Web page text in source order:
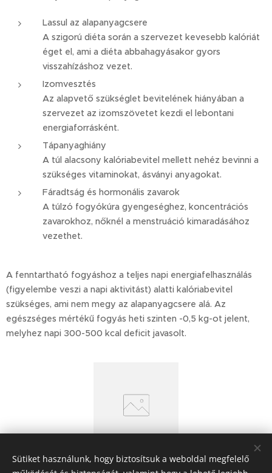
Lassul az alapanyagcsere
A szigorú diéta során a szervezet kevesebb kalóriát
éget el, ami a diéta abbahagyásakor gyors
visszahízáshoz vezet.
Izomvesztés
Az alapvető szükséglet bevitelének hiányában a
szervezet az izomszövetet kezdi el lebontani
energiaforrásként.
Tápanyaghiány
A túl alacsony kalóriabevitel mellett nehéz bevinni a
szükséges vitaminokat, ásványi anyagokat.
Fáradtság és hormonális zavarok
A túlzó fogyókúra gyengeséghez, koncentrációs
zavarokhoz, nőknél a menstruáció kimaradásához
vezethet.
A fenntartható fogyáshoz a teljes napi energiafelhasználás
(figyelembe veszi a napi aktivitást) alatti kalóriabevitel
szükséges, ami nem megy az alapanyagcsere alá. Az
egészséges mértékű fogyás heti szinten -0,5 kg-ot jelent,
melyhez napi 300-500 kcal deficit javasolt.
Sütiket használunk, hogy biztosítsuk a weboldal megfelelő